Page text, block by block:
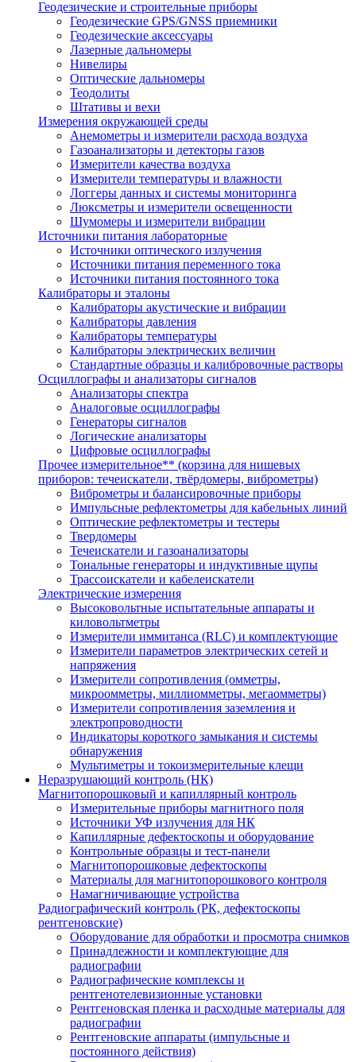
Геодезические и строительные приборы
Геодезические GPS/GNSS приемники
Геодезические аксессуары
Лазерные дальномеры
Нивелиры
Оптические дальномеры
Теодолиты
Штативы и вехи
Измерения окружающей среды
Анемометры и измерители расхода воздуха
Газоанализаторы и детекторы газов
Измерители качества воздуха
Измерители температуры и влажности
Логгеры данных и системы мониторинга
Люксметры и измерители освещенности
Шумомеры и измерители вибрации
Источники питания лабораторные
Источники оптического излучения
Источники питания переменного тока
Источники питания постоянного тока
Калибраторы и эталоны
Калибраторы акустические и вибрации
Калибраторы давления
Калибраторы температуры
Калибраторы электрических величин
Стандартные образцы и калибровочные растворы
Осциллографы и анализаторы сигналов
Анализаторы спектра
Аналоговые осциллографы
Генераторы сигналов
Логические анализаторы
Цифровые осциллографы
Прочее измерительное** (корзина для нишевых
приборов: течеискатели, твёрдомеры, виброметры)
Виброметры и балансировочные приборы
Импульсные рефлектометры для кабельных линий
Оптические рефлектометры и тестеры
Твердомеры
Течеискатели и газоанализаторы
Тональные генераторы и индуктивные щупы
Трассоискатели и кабелеискатели
Электрические измерения
Высоковольтные испытательные аппараты и
киловольтметры
Измерители иммитанса (RLC) и комплектующие
Измерители параметров электрических сетей и
напряжения
Измерители сопротивления (омметры,
микроомметры, миллиомметры, мегаомметры)
Измерители сопротивления заземления и
электропроводности
Индикаторы короткого замыкания и системы
обнаружения
Мультиметры и токоизмерительные клещи
Неразрушающий контроль (НК)
Магнитопорошковый и капиллярный контроль
Измерительные приборы магнитного поля
Источники УФ излучения для НК
Капиллярные дефектоскопы и оборудование
Контрольные образцы и тест-панели
Магнитопорошковые дефектоскопы
Материалы для магнитопорошкового контроля
Намагничивающие устройства
Радиографический контроль (РК, дефектоскопы
рентгеновские)
Оборудование для обработки и просмотра снимков
Принадлежности и комплектующие для
радиографии
Радиографические комплексы и
рентгенотелевизионные установки
Рентгеновская пленка и расходные материалы для
радиографии
Рентгеновские аппараты (импульсные и
постоянного действия)